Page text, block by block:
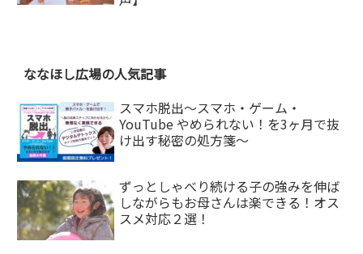
ななほし広場の人気記事
スマホ脱出〜スマホ・ゲーム・
YouTube やめられない！を3ヶ月で抜
け出す秘密の処方箋〜
ずっとしゃべり続ける子の強みを伸ば
しながらもお母さんは楽できる！オス
スメ対応２選！